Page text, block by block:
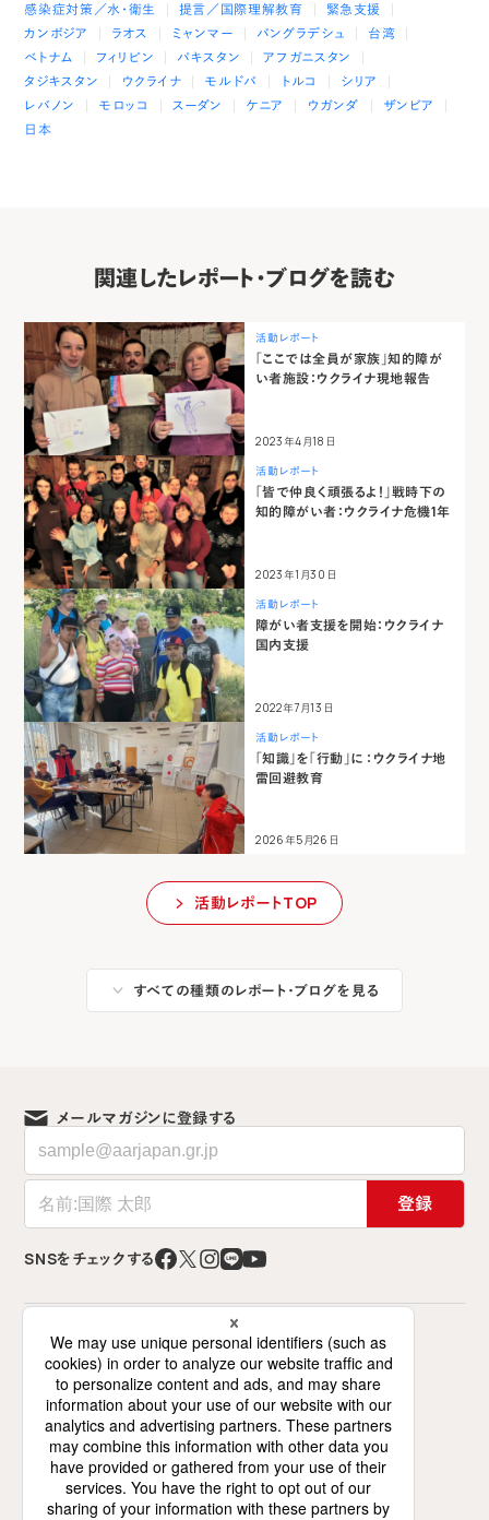
感染症対策／水・衛生
提言／国際理解教育
緊急支援
カンボジア
ラオス ミャンマー バングラデシュ
台湾
ベトナム
フィリピン パキスタン
アフガニスタン
タジキスタン
ウクライナ モルドバ トルコ
シリア
レバノン
モロッコ スーダン ケニア ウガンダ
ザンビア
日本
関連したレポート・ブログを読む
活動レポート
「ここでは全員が家族」知的障が
い者施設：ウクライナ現地報告
2023年4月18日
活動レポート
「皆で仲良く頑張るよ！」戦時下の
知的障がい者：ウクライナ危機1年
2023年1月30日
活動レポート
障がい者支援を開始：ウクライナ
国内支援
2022年7月13日
活動レポート
「知識」を「行動」に ：ウクライナ地
雷回避教育
2026年5月26日
活動レポートTOP
すべての種類のレポート・ブログを見る
メールマガジンに登録する
登録
SNSをチェックする
特定非営利活動法人 難民を助ける会（AAR Japan）
〒141-0021 東京都品川区上大崎2-12-2
ミズホビル7階（交流スペースは6階）